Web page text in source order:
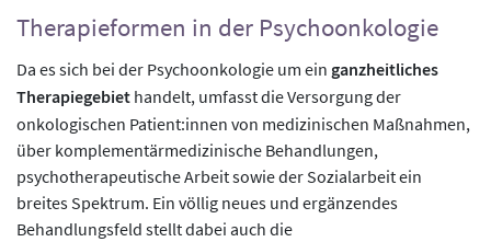
Therapieformen in der Psychoonkologie
Da es sich bei der Psychoonkologie um ein ganzheitliches
Therapiegebiet handelt, umfasst die Versorgung der
onkologischen Patient:innen von medizinischen Maßnahmen,
über komplementärmedizinische Behandlungen,
psychotherapeutische Arbeit sowie der Sozialarbeit ein
breites Spektrum. Ein völlig neues und ergänzendes
Behandlungsfeld stellt dabei auch die